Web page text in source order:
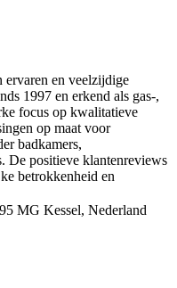
ervaren en veelzijdige
1997 en erkend als gas‐,
focus op kwalitatieve
op maat voor
badkamers,
De positieve klantenreviews
betrokkenheid en
MG Kessel, Nederland